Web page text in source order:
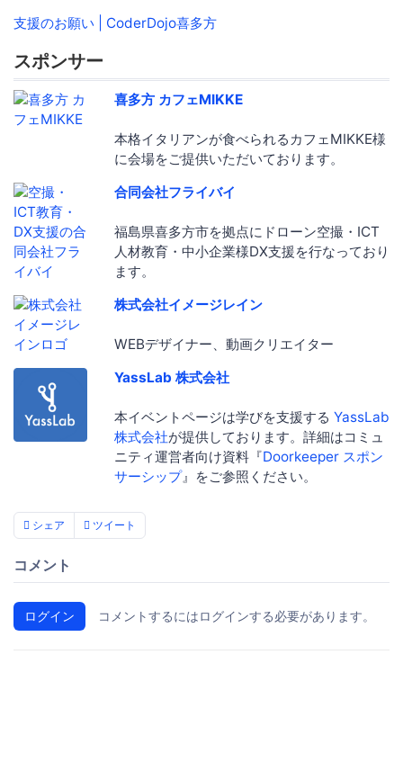
支援のお願い | CoderDojo喜多方
スポンサー
喜多方 カフェMIKKE
本格イタリアンが食べられるカフェMIKKE様
に会場をご提供いただいております。
合同会社フライバイ
福島県喜多方市を拠点にドローン空撮・ICT
人材教育・中小企業様DX支援を行なっており
ます。
株式会社イメージレイン
WEBデザイナー、動画クリエイター
YassLab 株式会社
本イベントページは学びを支援する YassLab
株式会社が提供しております。詳細はコミュ
ニティ運営者向け資料『Doorkeeper スポン
サーシップ』をご参照ください。
シェア ツイート
コメント
ログイン コメントするにはログインする必要があります。